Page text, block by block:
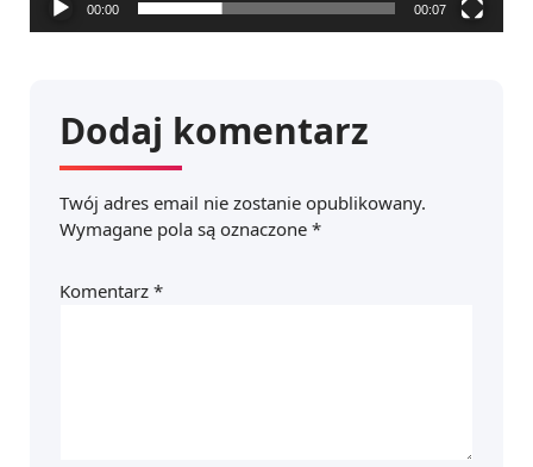
00:00 00:07
Dodaj komentarz
Twój adres email nie zostanie opublikowany.
Wymagane pola są oznaczone *
Komentarz *